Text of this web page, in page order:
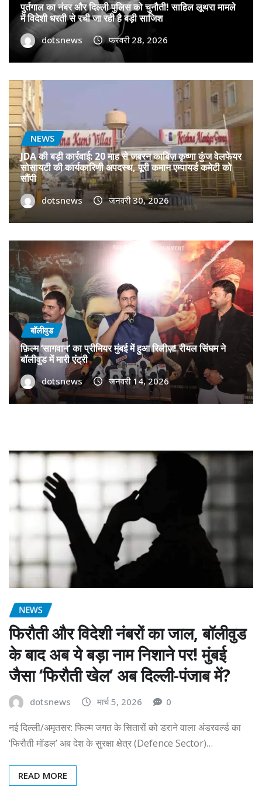
पुर्तगाल का नंबर और दिल्ली पुलिस को चुनौती! साहिल लूथरा मामले
में विदेशी धरती से रची जा रही है बड़ी साजिश
dotsnews फरवरी 28, 2026
NEWS
JDA की बड़ी कार्रवाई: 20 माह से जबरन काबिज़ कृष्णा कुंज वेलफेयर
सोसायटी की कार्यकारिणी अपदस्थ, पूरी कमान एम्पायर्ड कमेटी को
सौंपी
dotsnews जनवरी 30, 2026
बॉलीवुड
फ़िल्म ‘सागवान’ का प्रीमियर मुंबई में हुआ रिलीज़! रीयल सिंघम ने
बॉलीवुड में मारी एंट्री
dotsnews जनवरी 14, 2026
NEWS
फिरौती और विदेशी नंबरों का जाल, बॉलीवुड
के बाद अब ये बड़ा नाम निशाने पर! मुंबई
जैसा ‘फिरौती खेल’ अब दिल्ली-पंजाब में?
dotsnews मार्च 5, 2026 0
नई दिल्ली/अमृतसर: फिल्म जगत के सितारों को डराने वाला अंडरवर्ल्ड का
‘फिरौती मॉडल’ अब देश के सुरक्षा क्षेत्र (Defence Sector)…
READ MORE